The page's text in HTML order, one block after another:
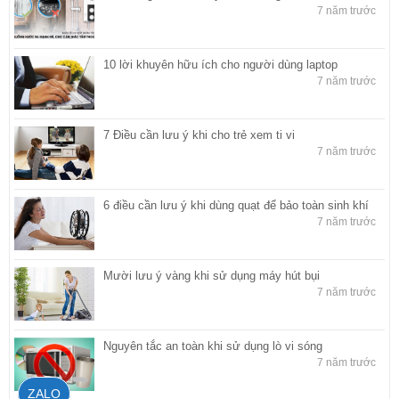
7 năm trước
10 lời khuyên hữu ích cho người dùng laptop
7 năm trước
7 Điều cần lưu ý khi cho trẻ xem ti vi
7 năm trước
6 điều cần lưu ý khi dùng quạt để bảo toàn sinh khí
7 năm trước
Mười lưu ý vàng khi sử dụng máy hút bụi
7 năm trước
Nguyên tắc an toàn khi sử dụng lò vi sóng
7 năm trước
ZALO